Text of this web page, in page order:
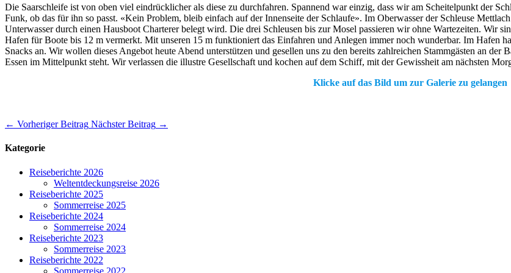
Die Saarschleife ist von oben viel eindrücklicher als diese zu durchfahren. Spannend war einzig, dass wir am Scheitelpunkt der
Funk, ob das für ihn so passt. «Kein Problem, bleib einfach auf der Innenseite der Schlaufe». Im Oberwasser der Schleuse
Unterwasser durch einen Hausboot Charterer belegt wird. Die drei Schleusen bis zur Mosel passieren wir ohne Wartezeiten. Wir
Hafen für Boote bis 12 m vermerkt. Mit unseren 15 m funktioniert das Einfahren und Anlegen immer noch wunderbar. Im Hafen
Snacks an. Wir wollen dieses Angebot heute Abend unterstützen und gesellen uns zu den bereits zahlreichen Stammgästen an
Essen im Mittelpunkt steht. Wir verlassen die illustre Gesellschaft und kochen auf dem Schiff, mit der Gewissheit am nächsten
Klicke auf das Bild um zur Galerie zu gelangen
← Vorheriger Beitrag Nächster Beitrag →
Kategorie
Reiseberichte 2026
Weltentdeckungsreise 2026
Reiseberichte 2025
Sommerreise 2025
Reiseberichte 2024
Sommerreise 2024
Reiseberichte 2023
Sommerreise 2023
Reiseberichte 2022
Sommerreise 2022